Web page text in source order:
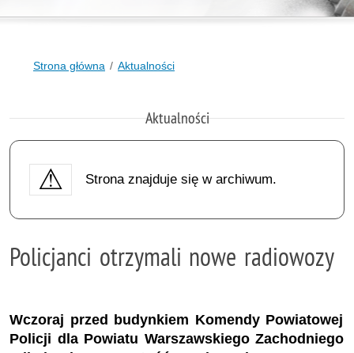
Strona główna Aktualności
Aktualności
Strona znajduje się w archiwum.
Policjanci otrzymali nowe radiowozy
Wczoraj przed budynkiem Komendy Powiatowej
Policji dla Powiatu Warszawskiego Zachodniego